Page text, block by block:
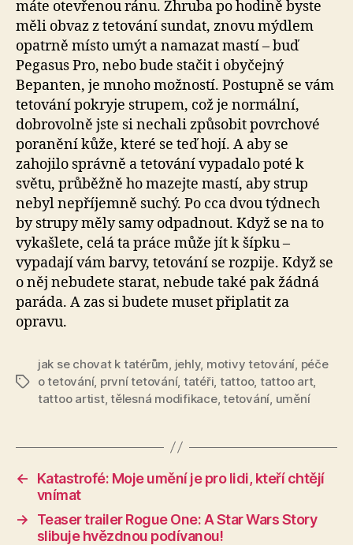
máte otevřenou ránu. Zhruba po hodině byste
měli obvaz z tetování sundat, znovu mýdlem
opatrně místo umýt a namazat mastí – buď
Pegasus Pro, nebo bude stačit i obyčejný
Bepanten, je mnoho možností. Postupně se vám
tetování pokryje strupem, což je normální,
dobrovolně jste si nechali způsobit povrchové
poranění kůže, které se teď hojí. A aby se
zahojilo správně a tetování vypadalo poté k
světu, průběžně ho mazejte mastí, aby strup
nebyl nepříjemně suchý. Po cca dvou týdnech
by strupy měly samy odpadnout. Když se na to
vykašlete, celá ta práce může jít k šípku –
vypadají vám barvy, tetování se rozpije. Když se
o něj nebudete starat, nebude také pak žádná
paráda. A zas si budete muset připlatit za
opravu.
Štítky
jak se chovat k tatérům jehly, motivy tetování péče
o tetování, první tetování, tatéři tattoo, tattoo art,
tattoo artist,tělesná modifikace,tetování umění
←
Katastrofé: Moje umění je pro lidi, kteří chtějí
vnímat
→
Teaser trailer Rogue One: A Star Wars Story
slibuje hvězdnou podívanou!